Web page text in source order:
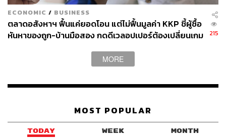
ECONOMIC / BUSINESS
ตลาดอสังหาฯ ฟื้นแค่ยอดโอน แต่ไม่ฟื้นมูลค่า KKP ชี้ผู้ซื้อ
หันหาของถูก-บ้านมือสอง กดดีเวลอปเปอร์ต้องเปลี่ยนเกม
215
MORE
MOST POPULAR
TODAY WEEK MONTH